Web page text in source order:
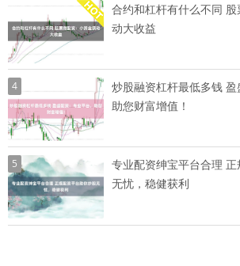
合约和杠杆有什么不同
动大收益
4
炒股融资杠杆最低多钱 盈
助您财富增值！
5
专业配资绅宝平台合理
无忧，稳健获利